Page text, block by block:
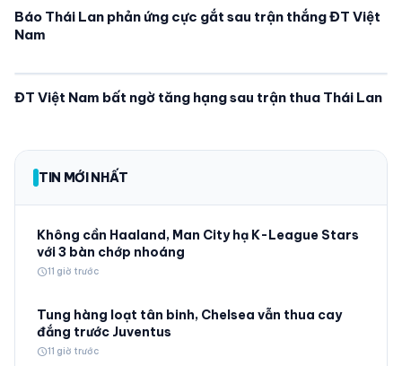
Báo Thái Lan phản ứng cực gắt sau trận thắng ĐT Việt
Nam
ĐT Việt Nam bất ngờ tăng hạng sau trận thua Thái Lan
TIN MỚI NHẤT
Không cần Haaland, Man City hạ K-League Stars
với 3 bàn chớp nhoáng
schedule11 giờ trước
Tung hàng loạt tân binh, Chelsea vẫn thua cay
đắng trước Juventus
schedule11 giờ trước